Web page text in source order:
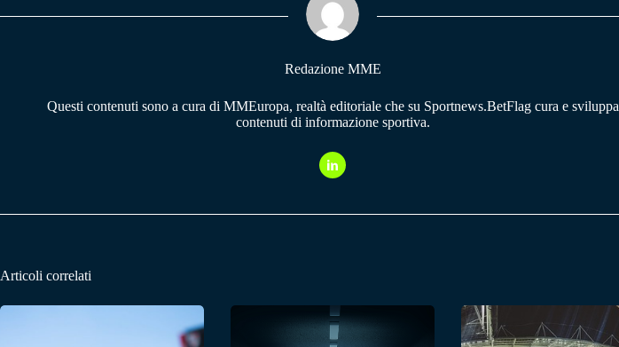
pp m
Redazione MME
Questi contenuti sono a cura di MMEuropa, realtà editoriale che su Sportnews.BetFlag cura e sviluppa
contenuti di informazione sportiva.
Articoli correlati